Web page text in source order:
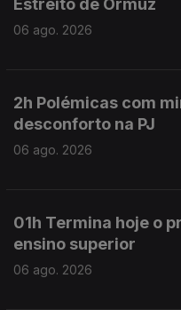
Estreito de Ormuz
06 ago. 2026
2h Polémicas com
desconforto na PJ
06 ago. 2026
01h Termina hoje o
ensino superior
06 ago. 2026